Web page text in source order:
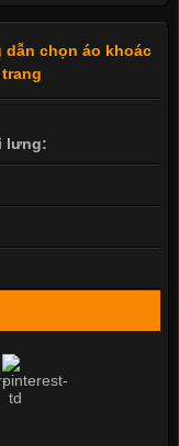
chọn áo khoác
lưng: